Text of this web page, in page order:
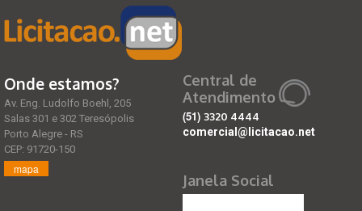
Onde estamos?
Av. Eng. Ludolfo Boehl, 205
Salas 301 e 302 Teresópolis
Porto Alegre - RS
CEP: 91720-150
mapa
Central de
Atendimento
(51) 3320 4444
comercial@licitacao.net
Janela Social